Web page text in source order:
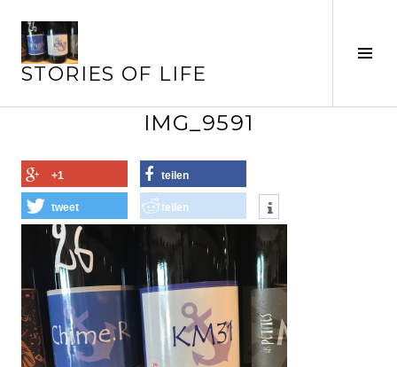
zum
Inhalt
STORIES OF LIFE
IMG_9591
+1 teilen
tweet teilen